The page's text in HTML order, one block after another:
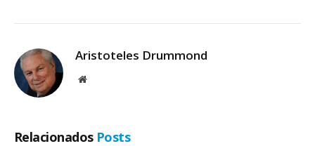
Aristoteles Drummond
Site
Relacionados Posts